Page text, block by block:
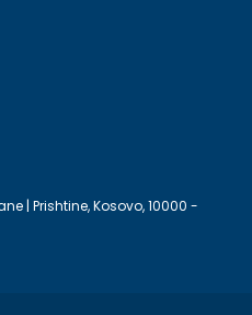
| Prishtine, Kosovo, 10000 -